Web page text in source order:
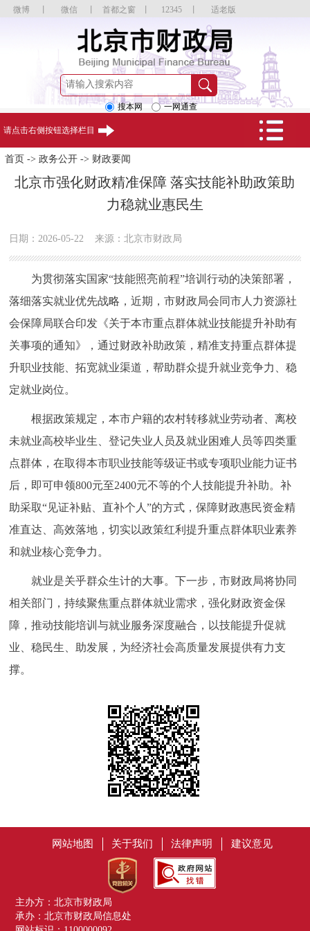
微博 微信 12345 适老版
首都之窗
搜本网 一网通查
请点击右侧按钮选择栏目
首页 -> 政务公开-> 财政要闻
北京市强化财政精准保障 落实技能补助政策助
力稳就业惠民生
日期：2026-05-22 来源：北京市财政局
为贯彻落实国家“技能照亮前程”培训行动的决策部署，
落细落实就业优先战略，近期，市财政局会同市人力资源社
会保障局联合印发《关于本市重点群体就业技能提升补助有
关事项的通知》，通过财政补助政策，精准支持重点群体提
升职业技能、拓宽就业渠道，帮助群众提升就业竞争力、稳
定就业岗位。
根据政策规定，本市户籍的农村转移就业劳动者、离校
未就业高校毕业生、登记失业人员及就业困难人员等四类重
点群体，在取得本市职业技能等级证书或专项职业能力证书
后，即可申领800元至2400元不等的个人技能提升补助。补
助采取“见证补贴、直补个人”的方式，保障财政惠民资金精
准直达、高效落地，切实以政策红利提升重点群体职业素养
和就业核心竞争力。
就业是关乎群众生计的大事。下一步，市财政局将协同
相关部门，持续聚焦重点群体就业需求，强化财政资金保
障，推动技能培训与就业服务深度融合，以技能提升促就
业、稳民生、助发展，为经济社会高质量发展提供有力支
撑。
网站地图 关于我们 法律声明 建议意见
主办方：北京市财政局
承办：北京市财政局信息处